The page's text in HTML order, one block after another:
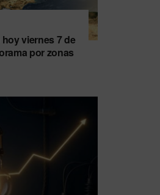
viernes 7 de
por zonas